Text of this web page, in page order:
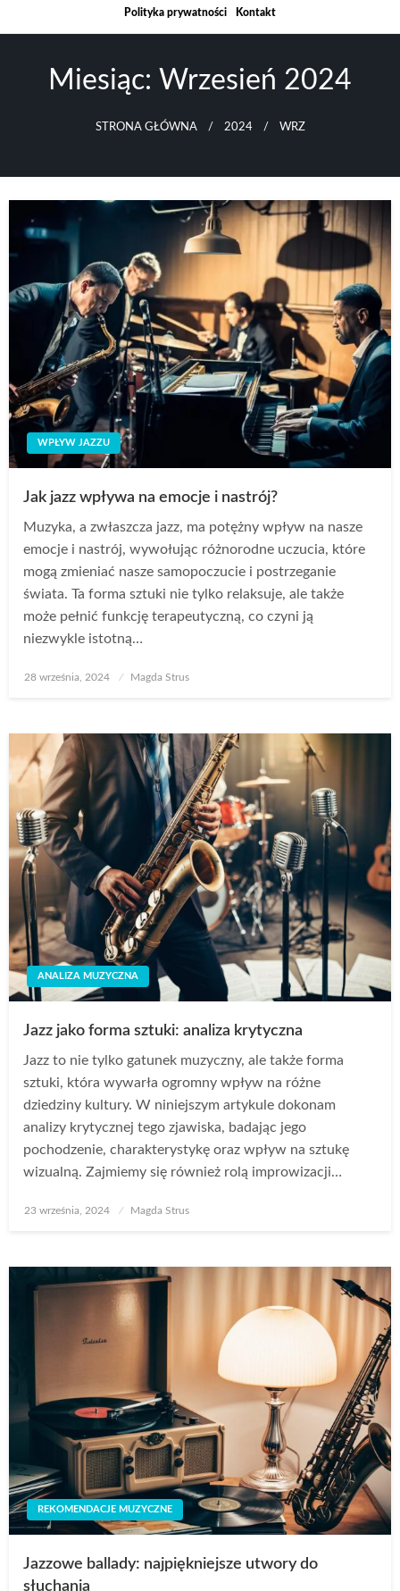
to
Polityka prywatności Kontakt
Miesiąc: Wrzesień 2024
STRONA GŁÓWNA 2024 WRZ
WPŁYW JAZZU
Jak jazz wpływa na emocje i nastrój?
Muzyka, a zwłaszcza jazz, ma potężny wpływ na nasze
emocje i nastrój, wywołując różnorodne uczucia, które
mogą zmieniać nasze samopoczucie i postrzeganie
świata. Ta forma sztuki nie tylko relaksuje, ale także
może pełnić funkcję terapeutyczną, co czyni ją
niezwykle istotną…
Opublikowane
28 września, 2024 Magda Strus
ANALIZA MUZYCZNA
Jazz jako forma sztuki: analiza krytyczna
Jazz to nie tylko gatunek muzyczny, ale także forma
sztuki, która wywarła ogromny wpływ na różne
dziedziny kultury. W niniejszym artykule dokonam
analizy krytycznej tego zjawiska, badając jego
pochodzenie, charakterystykę oraz wpływ na sztukę
wizualną. Zajmiemy się również rolą improwizacji…
Opublikowane
23 września, 2024 Magda Strus
REKOMENDACJE MUZYCZNE
Jazzowe ballady: najpiękniejsze utwory do
słuchania